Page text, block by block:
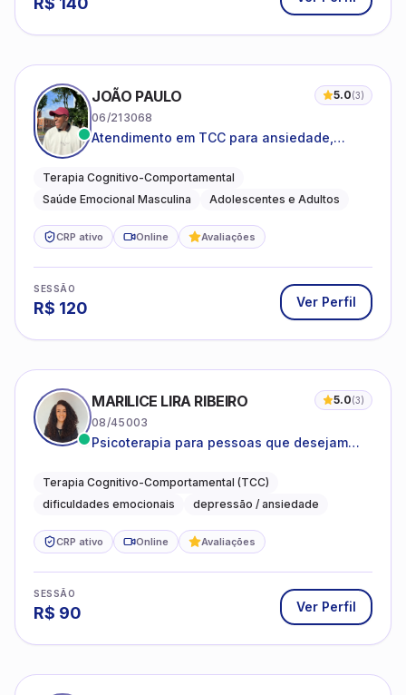
JOÃO PAULO 5.0(3)
06/213068
Atendimento em TCC para ansiedade,
emocional
Terapia Cognitivo-Comportamental
Saúde Emocional Masculina
Adolescentes e Adultos
CRP ativo Online Avaliações
SESSÃO
R$ 120 Ver Perfil
MARILICE LIRA RIBEIRO 5.0(3)
08/45003
Psicoterapia para pessoas que desejam
dificuldades do dia a dia
Terapia Cognitivo-Comportamental (TCC)
dificuldades emocionais
depressão / ansiedade
CRP ativo Online Avaliações
SESSÃO
R$ 90 Ver Perfil